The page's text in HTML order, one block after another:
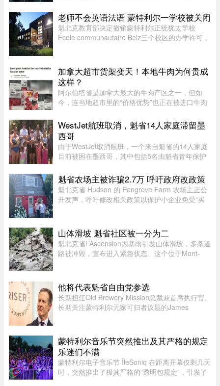
保心理健康问题在选举周期之后依然能被列为优先
事项。在蒙特利尔无家可归 ...
老师不会英语法语 蒙特利尔一学校被关闭
魁北克教育部决定撤销蒙特利尔正统犹太学校
École communautaire Belz三个校区的办学许可，
魁北克行政法庭获得的文件，学校 ...
加拿大超市货架变天！本地牛肉为何贵成
这样？
阿尔伯塔省是加拿大最大的牛肉产区之一，但如
今，连当地超市里的“价格优势”也正在被进口牛肉
亚等国家的牛肉开始大量进入市场，部分产品甚至
比本地同类牛肉每公斤便宜 ...
WestJet航班取消，魁省14人家庭滞留墨
西哥
由于WestJet取消航班，一个来自魁省的14人家庭
目前被困在墨西哥，其中包括5名由魁省青年保护
Josée Pelletier表示，一家人原定周一返程，却在
起飞前数小时收到航班取消 ...
魁省农场主被诈骗2.7万 呼吁政府改政策
魁北克省 Hudson 的 Pengrove Farm 农场主正公
开发声，呼吁修改相关政策以保护小企业免受“买
Cosgrove 和 Matt Penney 夫 ...
山体滑坡 魁省社区被一分为二
魁北克省L’Ascension因暴雨引发山体滑坡，多条道
路被冲毁，宣布进入紧急状态。这个位于Mont-
至周一下午，降雨量超过1 ...
他将代表魁省自由党参选
长期担任Old Brewery Mission总裁兼首席执行官、
长期关注蒙特利尔无家可归者议题的James
Charles Milliard预计将于今天周四下午 ...
蒙特利尔音乐节突然推出及其严格的规定
乐迷们不满
蒙特利尔电子音乐节 ÎleSoniq 在距离开幕仅剩几天
时，突然推出了极其严格的“透明包规定”，引发了